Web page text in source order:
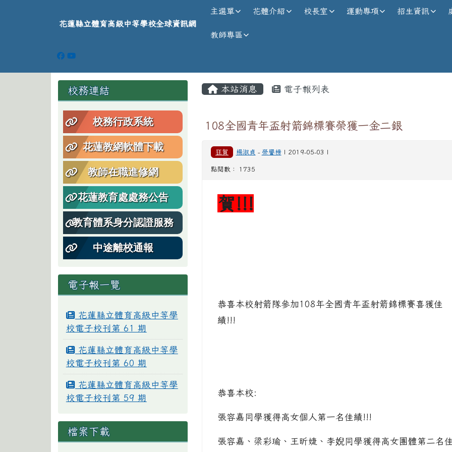
花蓮縣立體育高級中等學校全球資訊網
花蓮縣立體育高級中等學校全球資訊網
主選單 花體介紹 校長室 運動專項 招生資訊
教師專區
左邊區域內容
校務連結
校務行政系統
花蓮教網軟體下載
教師在職進修網
花蓮教育處處務公告
教育體系身分認證服務
中途離校通報
電子報一覽
花蓮縣立體育高級中等學
校電子校刊第 61 期
花蓮縣立體育高級中等學
校電子校刊第 60 期
花蓮縣立體育高級中等學
校電子校刊第 59 期
檔案下載
主內容區域
本站消息 電子報列表
108全國青年盃射箭錦標賽榮獲一金二銀
狂賀 楊淑貞 - 榮譽榜| 2019-05-03 |
點閱數： 1735
賀!!!
恭喜本校射箭隊參加108年全國青年盃射箭錦標賽喜獲佳
績!!!
恭喜本校:
張容嘉同學獲得高女個人第一名佳績!!!
張容嘉、梁彩瑜、王昕婕、李婗同學獲得高女團體第二名
頁尾區域